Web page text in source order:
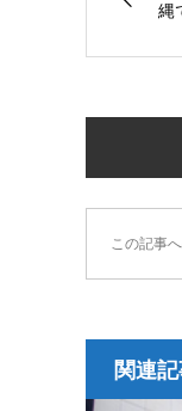
縄
この記事
関連